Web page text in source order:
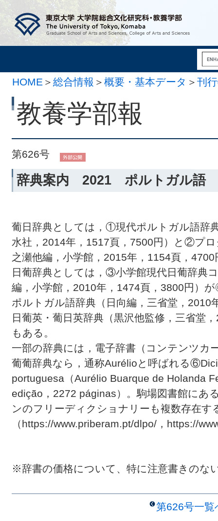
HOME ＞ 総合情報 ＞ 概要・基本データ ＞ 刊
月 1日）
教養学部報
第626号
辞典案内 2021 ポルトガル語
葡日辞典としては，①現代ポルトガル語辞
水社，2014年，1517頁，7500円）と②プ
之瀬他編，小学館，2015年，1154頁，
日葡辞典としては，③小学館現代日葡辞典
編，小学館，2010年，1474頁，3800円）
ポルトガル語辞典（日向編，三省堂，
日葡英・葡日英辞典（黒沢他監修，三省堂
もある。
一部の辞典には，電子辞書（コンテンツカ
葡葡辞典なら，通称Aurélioと呼ばれる
portuguesa（Aurélio Buarque de Holanda
edição，2272 páginas）。駒場図書館にあ
ンのフリーディクショナリーも複数存在す
（https://www.priberam.pt/dlpo/，https://
※辞書の価格について、特に注意書きのな
第626号一覧